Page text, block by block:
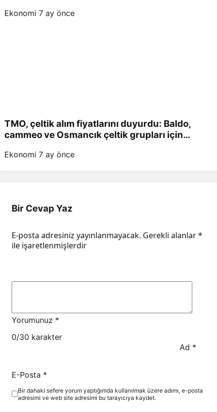
Ekonomi 7 ay önce
TMO, çeltik alım fiyatlarını duyurdu: Baldo,
cammeo ve Osmancık çeltik grupları için
Ekonomi 7 ay önce
Bir Cevap Yaz
E-posta adresiniz yayınlanmayacak. Gerekli alanlar*
ile işaretlenmişlerdir
Yorumunuz *
0/30 karakter
Ad *
E-Posta *
Bir dahaki sefere yorum yaptığımda kullanılmak üzere adımı, e-posta
adresimi ve web site adresimi bu tarayıcıya kaydet.